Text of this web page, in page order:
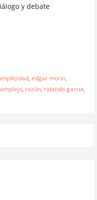
y debate
, edgar morin,
, razón, rolando garcia,